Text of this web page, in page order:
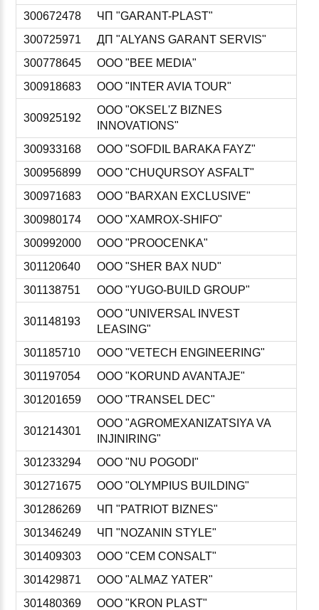
300672478
ЧП "GARANT-PLAST"
300725971
ДП "ALYANS GARANT SERVIS"
300778645
ООО "BEE MEDIA"
300918683
ООО "INTER AVIA TOUR"
300925192
ООО "OKSEL'Z BIZNES
INNOVATIONS"
300933168
ООО "SOFDIL BARAKA FAYZ"
300956899
ООО "CHUQURSOY ASFALT"
300971683
ООО "BARXAN EXCLUSIVE"
300980174
ООО "XAMROX-SHIFO"
300992000
ООО "PROOCENKA"
301120640
ООО "SHER BAX NUD"
301138751
ООО "YUGO-BUILD GROUP"
301148193
ООО "UNIVERSAL INVEST
LEASING"
301185710
ООО "VETECH ENGINEERING"
301197054
ООО "KORUND AVANTAJE"
301201659
ООО "TRANSEL DEC"
301214301
ООО "AGROMEXANIZATSIYA VA
INJINIRING"
301233294
ООО "NU POGODI"
301271675
ООО "OLYMPIUS BUILDING"
301286269
ЧП "PATRIOT BIZNES"
301346249
ЧП "NOZANIN STYLE"
301409303
ООО "CEM CONSALT"
301429871
ООО "ALMAZ YATER"
301480369
ООО "KRON PLAST"